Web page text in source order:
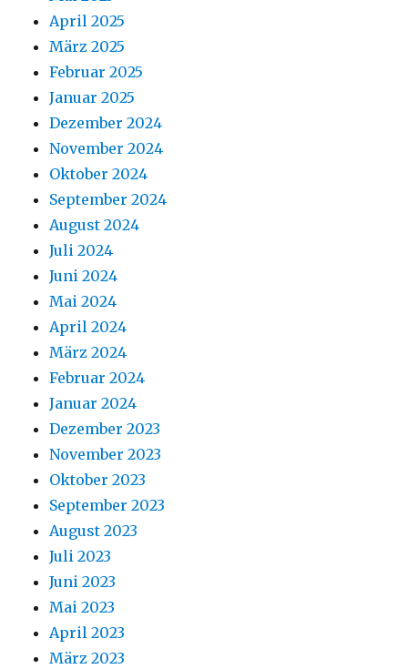
April 2025
März 2025
Februar 2025
Januar 2025
Dezember 2024
November 2024
Oktober 2024
September 2024
August 2024
Juli 2024
Juni 2024
Mai 2024
April 2024
März 2024
Februar 2024
Januar 2024
Dezember 2023
November 2023
Oktober 2023
September 2023
August 2023
Juli 2023
Juni 2023
Mai 2023
April 2023
März 2023